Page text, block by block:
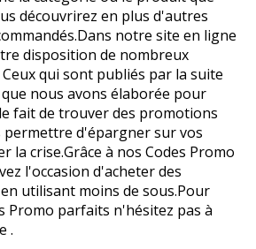
découvrirez en plus d'autres
notre site en ligne
disposition de nombreux
qui sont publiés par la suite
nous avons élaborée pour
fait de trouver des promotions
permettre d'épargner sur vos
la crise.Grâce à nos Codes Promo
l'occasion d'acheter des
utilisant moins de sous.Pour
Promo parfaits n'hésitez pas à
.